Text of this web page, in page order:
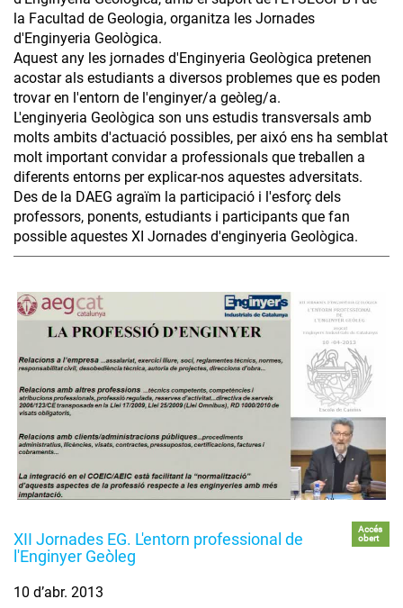
la Facultad de Geologia, organitza les Jornades
d'Enginyeria Geològica.
Aquest any les jornades d'Enginyeria Geològica pretenen
acostar als estudiants a diversos problemes que es poden
trovar en l'entorn de l'enginyer/a geòleg/a.
L'enginyeria Geològica son uns estudis transversals amb
molts ambits d'actuació possibles, per aixó ens ha semblat
molt important convidar a professionals que treballen a
diferents entorns per explicar-nos aquestes adversitats.
Des de la DAEG agraïm la participació i l'esforç dels
professors, ponents, estudiants i participants que fan
possible aquestes XI Jornades d'enginyeria Geològica.
XII Jornades EG. L'entorn professional de
l'Enginyer Geòleg
Accés
obert
10 d’abr. 2013